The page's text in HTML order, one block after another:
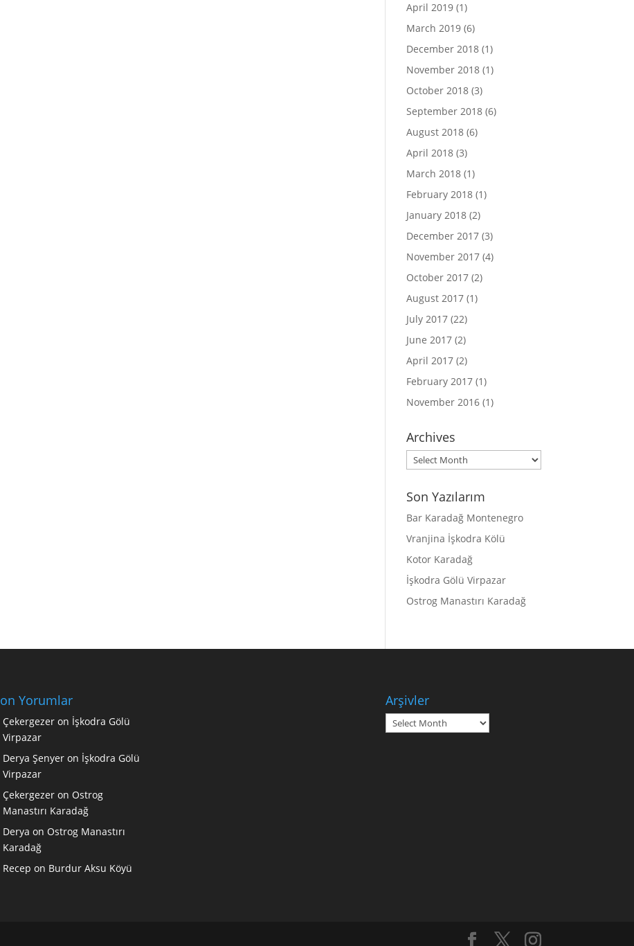
April 2019 (1)
March 2019 (6)
December 2018 (1)
November 2018 (1)
October 2018 (3)
September 2018 (6)
August 2018 (6)
April 2018 (3)
March 2018 (1)
February 2018 (1)
January 2018 (2)
December 2017 (3)
November 2017 (4)
October 2017 (2)
August 2017 (1)
July 2017 (22)
June 2017 (2)
April 2017 (2)
February 2017 (1)
November 2016 (1)
Archives
Archives
Son Yazılarım
Bar Karadağ Montenegro
Vranjina İşkodra Kölü
Kotor Karadağ
İşkodra Gölü Virpazar
Ostrog Manastırı Karadağ
Yorumlar
Çekergezeron İşkodra Gölü
Virpazar
Derya Şenyeron İşkodra Gölü
Virpazar
Çekergezeron Ostrog
Manastırı Karadağ
Derya on Ostrog Manastırı
Karadağ
Recep on Burdur Aksu Köyü
Arşivler
Arşivler